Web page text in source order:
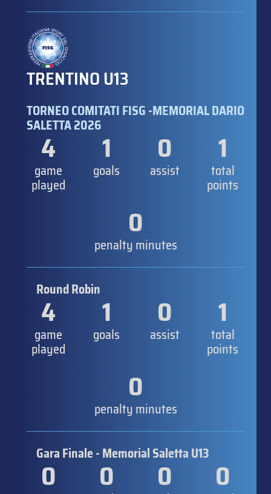
TRENTINO U13
TORNEO COMITATI FISG -MEMORIAL DARIO
SALETTA 2026
4
game
played
1
goals
0
assist
1
total
points
0
penalty minutes
Round Robin
4
game
played
1
goals
0
assist
1
total
points
0
penalty minutes
Gara Finale - Memorial Saletta U13
0 0 0 0